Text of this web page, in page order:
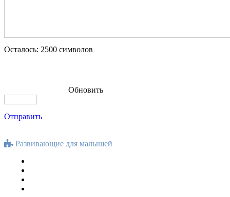
Осталось: 2500 символов
Обновить
Отправить
Развивающие для малышей